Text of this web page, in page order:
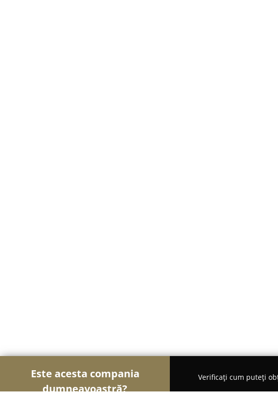
Este acesta compania
dumneavoastră?
Verificați cum puteți